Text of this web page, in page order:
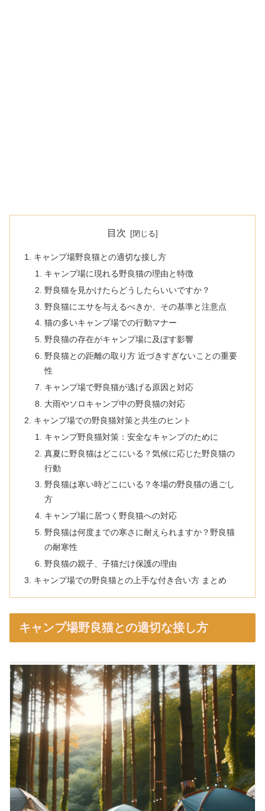
目次
キャンプ場野良猫との適切な接し方
キャンプ場に現れる野良猫の理由と特徴
野良猫を見かけたらどうしたらいいですか？
野良猫にエサを与えるべきか、その基準と注意点
猫の多いキャンプ場での行動マナー
野良猫の存在がキャンプ場に及ぼす影響
野良猫との距離の取り方 近づきすぎないことの重要
性
キャンプ場で野良猫が逃げる原因と対応
大雨やソロキャンプ中の野良猫の対応
キャンプ場での野良猫対策と共生のヒント
キャンプ野良猫対策：安全なキャンプのために
真夏に野良猫はどこにいる？気候に応じた野良猫の
行動
野良猫は寒い時どこにいる？冬場の野良猫の過ごし
方
キャンプ場に居つく野良猫への対応
野良猫は何度までの寒さに耐えられますか？野良猫
の耐寒性
野良猫の親子、子猫だけ保護の理由
キャンプ場での野良猫との上手な付き合い方 まとめ
キャンプ場野良猫との適切な接し方